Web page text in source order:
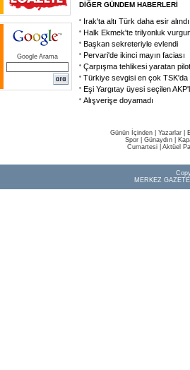
Google Arama
DİĞER GÜNDEM HABERLERİ
Irak'ta altı Türk daha esir alındı
Halk Ekmek'te trilyonluk
Başkan sekreteriyle evlendi
Pervari'de ikinci mayın faciası
Çarpışma tehlikesi yaratan
Türkiye sevgisi en çok TSK'da
Eşi Yargıtay üyesi seçilen
Alışverişe doyamadı
Günün İçinden Yazarlar
Spor
Günaydın
Cumartesi| Aktüel
MERKEZ